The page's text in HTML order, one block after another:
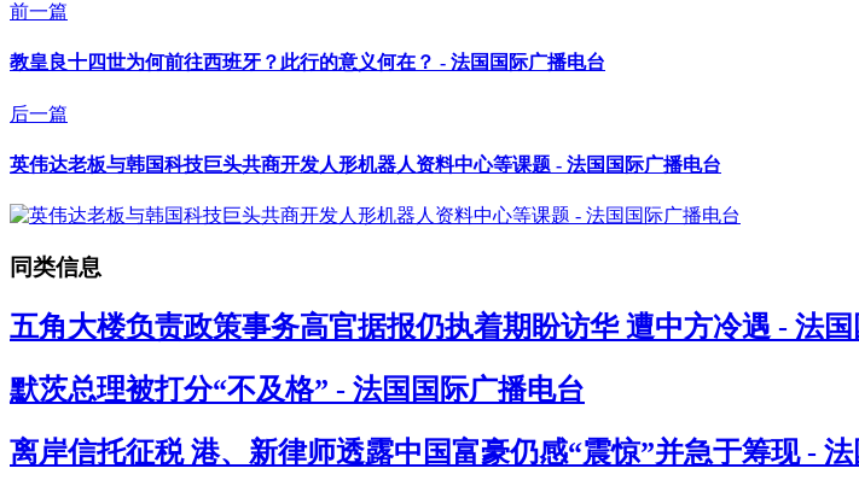
前一篇
教皇良十四世为何前往西班牙？此行的意义何在？ - 法国国际广播电台
后一篇
英伟达老板与韩国科技巨头共商开发人形机器人资料中心等课题 - 法国国际广播电台
同类信息
五角大楼负责政策事务高官据报仍执着期盼访华 遭中方冷遇 - 法
默茨总理被打分“不及格” - 法国国际广播电台
离岸信托征税 港、新律师透露中国富豪仍感“震惊”并急于筹现 -